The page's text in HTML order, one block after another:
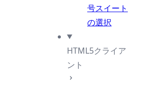
号スイート
の選択
HTML5クライア
ント